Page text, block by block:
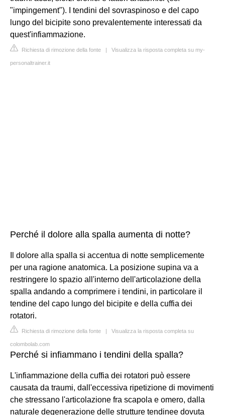
"impingement"). I tendini del sovraspinoso e del capo
lungo del bicipite sono prevalentemente interessati da
quest'infiammazione.
Richiesta di rimozione della fonte | Visualizza la risposta completa su my-
personaltrainer.it
Perché il dolore alla spalla aumenta di notte?
Il dolore alla spalla si accentua di notte semplicemente
per una ragione anatomica. La posizione supina va a
restringere lo spazio all'interno dell'articolazione della
spalla andando a comprimere i tendini, in particolare il
tendine del capo lungo del bicipite e della cuffia dei
rotatori.
Richiesta di rimozione della fonte | Visualizza la risposta completa su
colombolab.com
Perché si infiammano i tendini della spalla?
L'infiammazione della cuffia dei rotatori può essere
causata da traumi, dall'eccessiva ripetizione di movimenti
che stressano l'articolazione fra scapola e omero, dalla
naturale degenerazione delle strutture tendinee dovuta